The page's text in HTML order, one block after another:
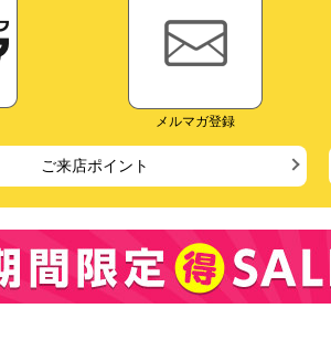
メルマガ登録
ご来店ポイント